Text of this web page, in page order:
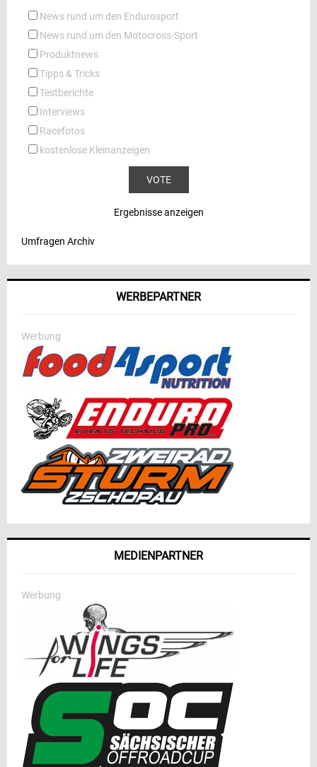
News rund um den Endurosport
News rund um den Motocross-Sport
Produktnews
Tipps & Tricks
Testberichte
Interviews
Racefotos
kostenlose Kleinanzeigen
Ergebnisse anzeigen
Umfragen Archiv
WERBEPARTNER
Werbung
MEDIENPARTNER
Werbung